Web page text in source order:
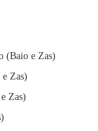
(Baio e Zas)
Zas)
Zas)